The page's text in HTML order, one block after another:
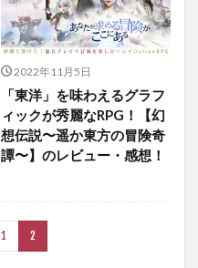
2022年11月5日
「東洋」を味わえるグラフ
ィックが秀麗なRPG！【幻
想伝説〜遥か東方の冒険奇
譚〜】のレビュー・感想！
1 2